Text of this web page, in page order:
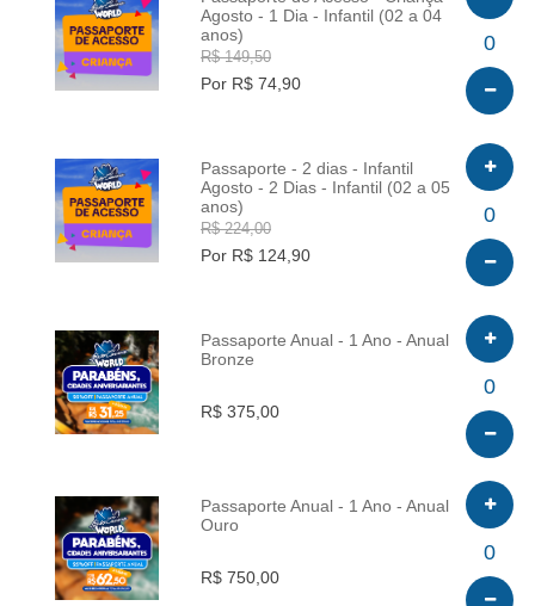
INFO
Agosto - 1 Dia - Infantil (02 a 04
anos)
R$ 149,50
Por R$ 74,90
0
INFO
Passaporte - 2 dias - Infantil
Agosto - 2 Dias - Infantil (02 a 05
anos)
R$ 224,00
Por R$ 124,90
0
INFO
Passaporte Anual - 1 Ano - Anual
Bronze
R$ 375,00
0
INFO
Passaporte Anual - 1 Ano - Anual
Ouro
R$ 750,00
0